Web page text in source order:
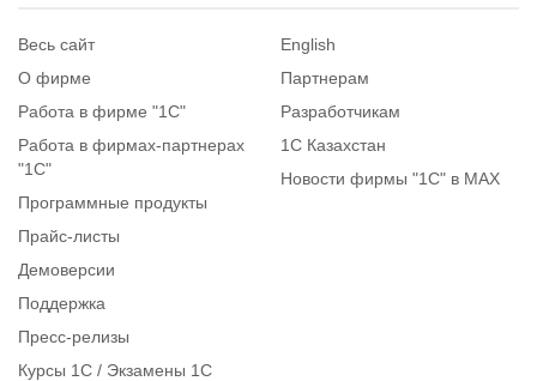
Весь сайт
О фирме
Работа в фирме "1С"
Работа в фирмах-партнерах
"1С"
Программные продукты
Прайс-листы
Демоверсии
Поддержка
Пресс-релизы
Курсы 1С / Экзамены 1С
English
Партнерам
Разработчикам
1С Казахстан
Новости фирмы "1С" в MAX